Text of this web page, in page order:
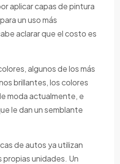
aplicar capas de pintura
un uso más
aclarar que el costo es
algunos de los más
brillantes, los colores
moda actualmente, e
le dan un semblante
de autos ya utilizan
unidades. Un